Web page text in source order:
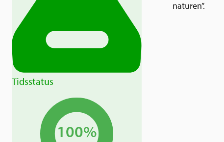
Tidsstatus
100%
naturen”.